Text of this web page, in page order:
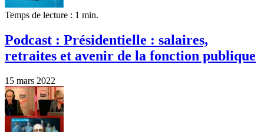
Temps de lecture : 1 min.
Podcast : Présidentielle : salaires,
retraites et avenir de la fonction publique
15 mars 2022